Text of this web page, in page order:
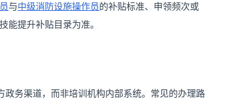
与中级消防设施操作员的补贴标准、申领频次或
能提升补贴目录为准。
政务渠道，而非培训机构内部系统。常见的办理路